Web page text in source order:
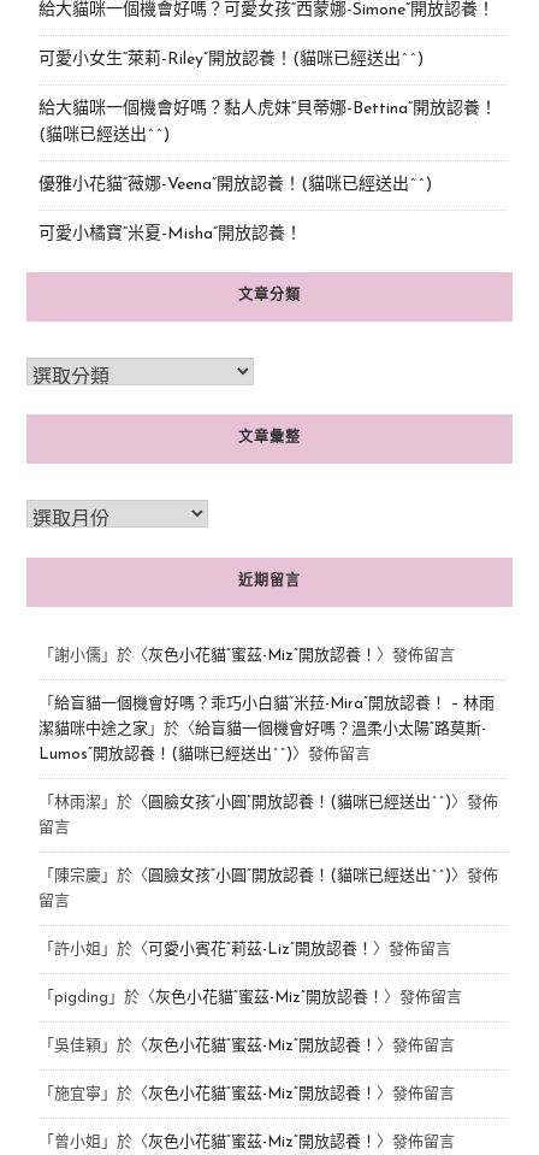
給大貓咪一個機會好嗎？可愛女孩“西蒙娜-Simone“開放認養！
可愛小女生“萊莉-Riley”開放認養！(貓咪已經送出^^)
給大貓咪一個機會好嗎？黏人虎妹“貝蒂娜-Bettina”開放認養！
(貓咪已經送出^^)
優雅小花貓“薇娜-Veena”開放認養！(貓咪已經送出^^)
可愛小橘寶”米夏-Misha”開放認養！
文章分類
文章彙整
近期留言
「 謝小儒」於〈 灰色小花貓“蜜茲-Miz”開放認養！ 〉發佈留言
「 給盲貓一個機會好嗎？乖巧小白貓“米菈-Mira”開放認養！ – 林雨
潔貓咪中途之家 」於〈給盲貓一個機會好嗎？溫柔小太陽“路莫斯-
Lumos”開放認養！(貓咪已經送出^^) 〉發佈留言
「 林雨潔 」於〈 圓臉女孩“小圓”開放認養！(貓咪已經送出^^) 〉發佈
留言
「 陳宗慶」於〈 圓臉女孩“小圓”開放認養！(貓咪已經送出^^) 〉發佈
留言
「 許小姐 」於〈 可愛小賓花“莉茲-Liz”開放認養！ 〉發佈留言
「 pigding 」於〈 灰色小花貓“蜜茲-Miz”開放認養！ 〉發佈留言
「 吳佳穎 」於〈 灰色小花貓“蜜茲-Miz”開放認養！ 〉發佈留言
「 施宜寧 」於〈 灰色小花貓“蜜茲-Miz”開放認養！ 〉發佈留言
「 曾小姐 」於〈 灰色小花貓“蜜茲-Miz”開放認養！ 〉發佈留言